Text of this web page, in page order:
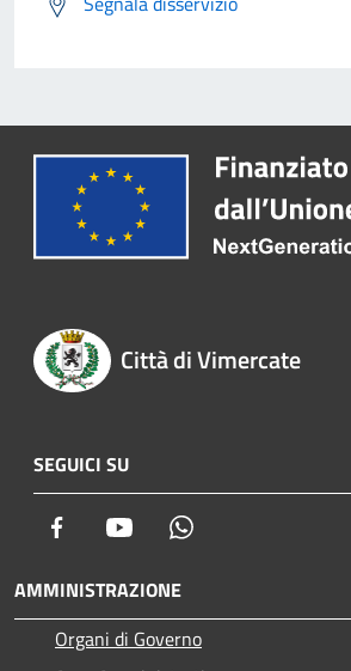
Città di Vimercate
SEGUICI SU
Facebook Youtube
AMMINISTRAZIONE
Organi di Governo